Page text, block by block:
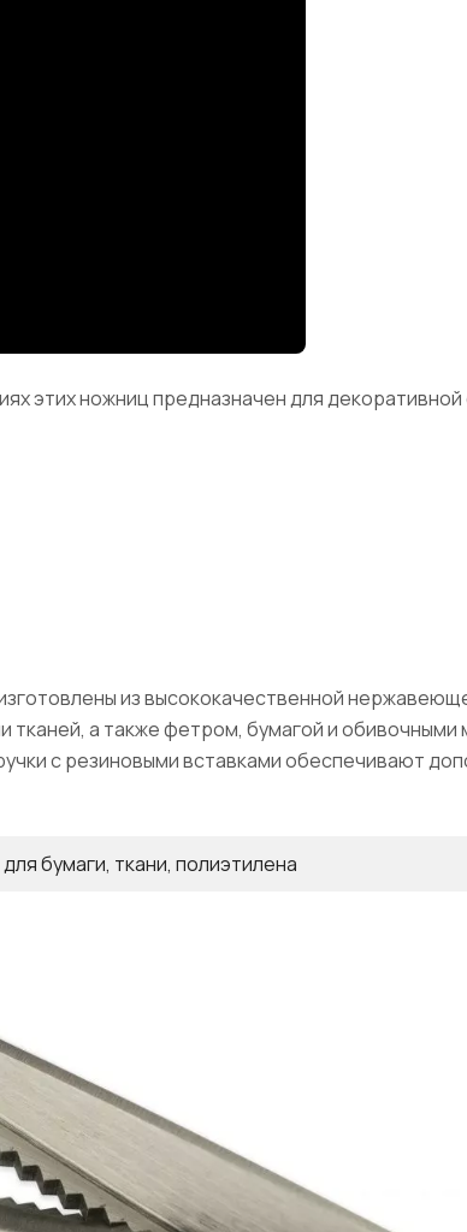
этих ножниц предназначен для
из высококачественной
тканей, а также фетром, бумагой и
с резиновыми вставками обеспечивают
бумаги, ткани, полиэтилена